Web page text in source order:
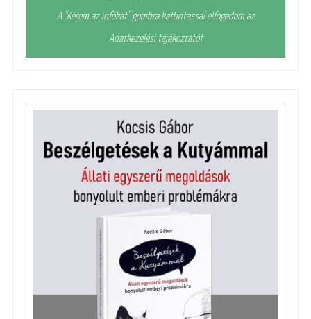
A "Kérem az infókat" gombra kattintással elfogadom az
Adatkezelési tájékoztatót